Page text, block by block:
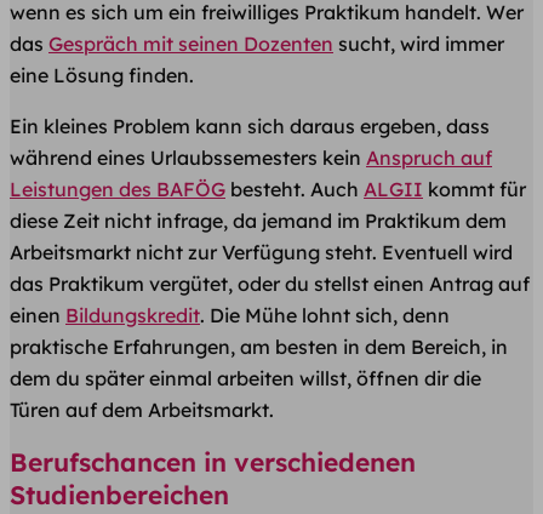
wenn es sich um ein freiwilliges Praktikum handelt. Wer
das Gespräch mit seinen Dozenten sucht, wird immer
eine Lösung finden.
Ein kleines Problem kann sich daraus ergeben, dass
während eines Urlaubssemesters kein Anspruch auf
Leistungen des BAFÖG besteht. Auch ALGII kommt für
diese Zeit nicht infrage, da jemand im Praktikum dem
Arbeitsmarkt nicht zur Verfügung steht. Eventuell wird
das Praktikum vergütet, oder du stellst einen Antrag auf
einen Bildungskredit. Die Mühe lohnt sich, denn
praktische Erfahrungen, am besten in dem Bereich, in
dem du später einmal arbeiten willst, öffnen dir die
Türen auf dem Arbeitsmarkt.
Berufschancen in verschiedenen
Studienbereichen